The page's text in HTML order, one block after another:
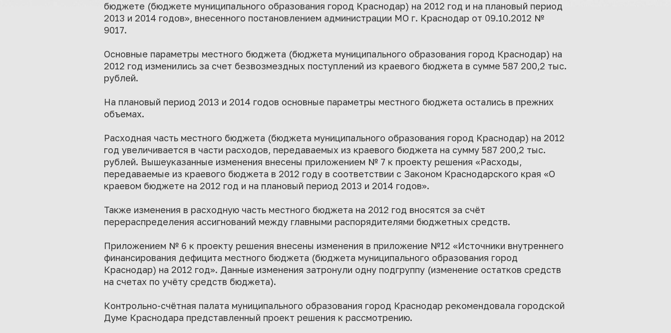
бюджете (бюджете муниципального образования город Краснодар) на 2012 год и на плановый период
2013 и 2014 годов», внесенного постановлением администрации МО г. Краснодар от 09.10.2012 №
9017.
Основные параметры местного бюджета (бюджета муниципального образования город Краснодар) на
2012 год изменились за счет безвозмездных поступлений из краевого бюджета в сумме 587 200,2 тыс.
рублей.
На плановый период 2013 и 2014 годов основные параметры местного бюджета остались в прежних
объемах.
Расходная часть местного бюджета (бюджета муниципального образования город Краснодар) на 2012
год увеличивается в части расходов, передаваемых из краевого бюджета на сумму 587 200,2 тыс.
рублей. Вышеуказанные изменения внесены приложением № 7 к проекту решения «Расходы,
передаваемые из краевого бюджета в 2012 году в соответствии с Законом Краснодарского края «О
краевом бюджете на 2012 год и на плановый период 2013 и 2014 годов».
Также изменения в расходную часть местного бюджета на 2012 год вносятся за счёт
перераспределения ассигнований между главными распорядителями бюджетных средств.
Приложением № 6 к проекту решения внесены изменения в приложение №12 «Источники внутреннего
финансирования дефицита местного бюджета (бюджета муниципального образования город
Краснодар) на 2012 год». Данные изменения затронули одну подгруппу (изменение остатков средств
на счетах по учёту средств бюджета).
Контрольно-счётная палата муниципального образования город Краснодар рекомендовала городской
Думе Краснодара представленный проект решения к рассмотрению.